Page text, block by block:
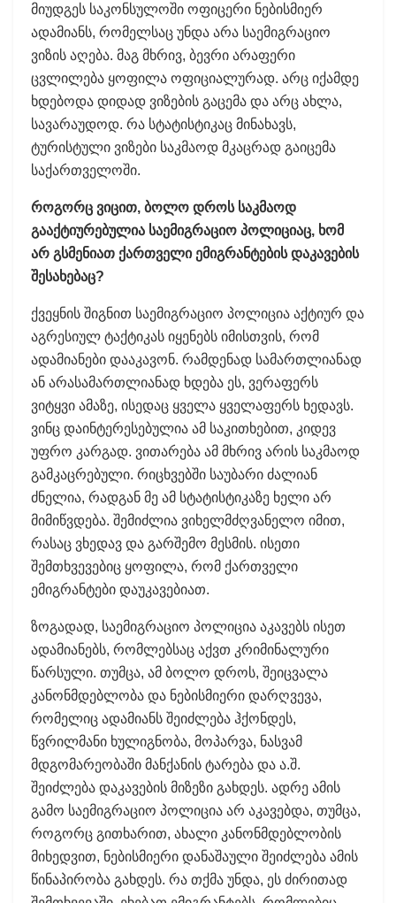
მიუდგეს საკონსულოში ოფიცერი ნებისმიერ
ადამიანს, რომელსაც უნდა არა საემიგრაციო
ვიზის აღება. მაგ მხრივ, ბევრი არაფერი
ცვლილება ყოფილა ოფიციალურად. არც იქამდე
ხდებოდა დიდად ვიზების გაცემა და არც ახლა,
სავარაუდოდ. რა სტატისტიკაც მინახავს,
ტურისტული ვიზები საკმაოდ მკაცრად გაიცემა
საქართველოში.
როგორც ვიცით, ბოლო დროს საკმაოდ
გააქტიურებულია საემიგრაციო პოლიციაც, ხომ
არ გსმენიათ ქართველი ემიგრანტების დაკავების
შესახებაც?
ქვეყნის შიგნით საემიგრაციო პოლიცია აქტიურ და
აგრესიულ ტაქტიკას იყენებს იმისთვის, რომ
ადამიანები დააკავონ. რამდენად სამართლიანად
ან არასამართლიანად ხდება ეს, ვერაფერს
ვიტყვი ამაზე, ისედაც ყველა ყველაფერს ხედავს.
ვინც დაინტერესებულია ამ საკითხებით, კიდევ
უფრო კარგად. ვითარება ამ მხრივ არის საკმაოდ
გამკაცრებული. რიცხვებში საუბარი ძალიან
ძნელია, რადგან მე ამ სტატისტიკაზე ხელი არ
მიმიწვდება. შემიძლია ვიხელმძღვანელო იმით,
რასაც ვხედავ და გარშემო მესმის. ისეთი
შემთხვევებიც ყოფილა, რომ ქართველი
ემიგრანტები დაუკავებიათ.
ზოგადად, საემიგრაციო პოლიცია აკავებს ისეთ
ადამიანებს, რომლებსაც აქვთ კრიმინალური
წარსული. თუმცა, ამ ბოლო დროს, შეიცვალა
კანონმდებლობა და ნებისმიერი დარღვევა,
რომელიც ადამიანს შეიძლება ჰქონდეს,
წვრილმანი ხულიგნობა, მოპარვა, ნასვამ
მდგომარეობაში მანქანის ტარება და ა.შ.
შეიძლება დაკავების მიზეზი გახდეს. ადრე ამის
გამო საემიგრაციო პოლიცია არ აკავებდა, თუმცა,
როგორც გითხარით, ახალი კანონმდებლობის
მიხედვით, ნებისმიერი დანაშაული შეიძლება ამის
წინაპირობა გახდეს. რა თქმა უნდა, ეს ძირითად